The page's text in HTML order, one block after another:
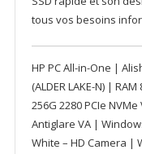
tous vos besoins
HP PC All-in-One |
(ALDER LAKE-N) |
256G 2280 PCIe
Antiglare VA |
White – HD Camera |